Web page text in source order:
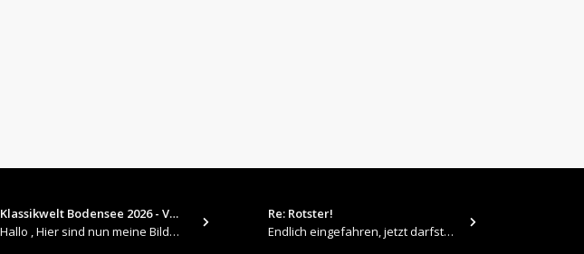
Klassikwelt Bodensee 2026 - V…
Hallo , Hier sind nun meine Bilder 2026er Klassikwelt Bodensee 😀 https://up.picr.de/51125547rb.jpg https://up.pi
Re: Rotster!
Endlich eingefahren, jetzt darfste Vollgas geben 👍